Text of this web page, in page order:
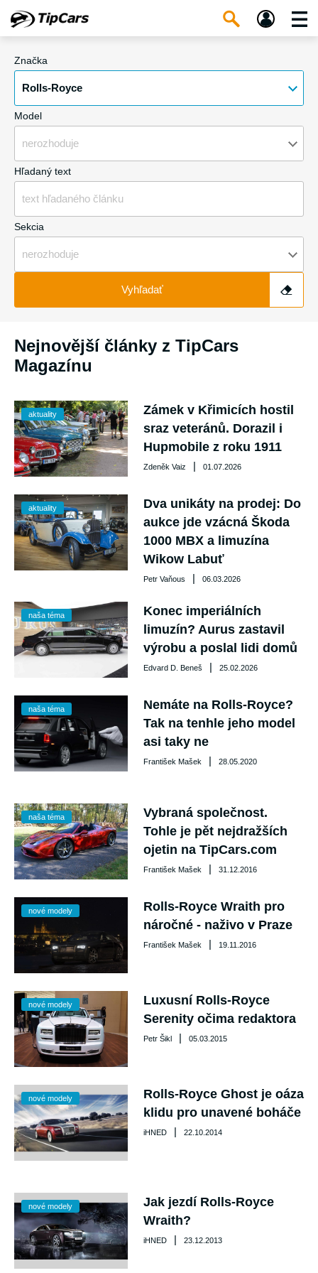
Značka
Rolls-Royce
Model
nerozhoduje
Hľadaný text
Sekcia
nerozhoduje
Vyhľadať
Nejnovější články z TipCars
Magazínu
aktuality
Zámek v Křimicích hostil
sraz veteránů. Dorazil i
Hupmobile z roku 1911
Zdeněk Vaiz | 01.07.2026
aktuality
Dva unikáty na prodej: Do
aukce jde vzácná Škoda
1000 MBX a limuzína
Wikow Labuť
Petr Vaňous | 06.03.2026
naša téma
Konec imperiálních
limuzín? Aurus zastavil
výrobu a poslal lidi domů
Edvard D. Beneš | 25.02.2026
naša téma
Nemáte na Rolls-Royce?
Tak na tenhle jeho model
asi taky ne
František Mašek | 28.05.2020
naša téma
Vybraná společnost.
Tohle je pět nejdražších
ojetin na TipCars.com
František Mašek | 31.12.2016
nové modely
Rolls-Royce Wraith pro
náročné - naživo v Praze
František Mašek | 19.11.2016
nové modely
Luxusní Rolls-Royce
Serenity očima redaktora
Petr Šikl | 05.03.2015
nové modely
Rolls-Royce Ghost je oáza
klidu pro unavené boháče
iHNED | 22.10.2014
nové modely
Jak jezdí Rolls-Royce
Wraith?
iHNED | 23.12.2013